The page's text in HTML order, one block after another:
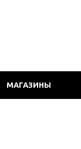
МАГАЗИНЫ